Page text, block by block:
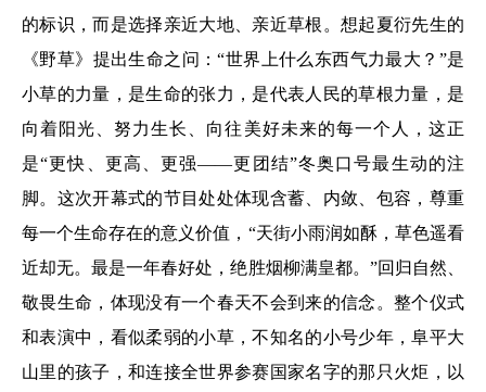
的标识，而是选择亲近大地、亲近草根。想起夏衍先生的
《野草》提出生命之问：“世界上什么东西气力最大？”是
小草的力量，是生命的张力，是代表人民的草根力量，是
向着阳光、努力生长、向往美好未来的每一个人，这正
是“更快、更高、更强——更团结”冬奥口号最生动的注
脚。这次开幕式的节目处处体现含蓄、内敛、包容，尊重
每一个生命存在的意义价值，“天街小雨润如酥，草色遥看
近却无。最是一年春好处，绝胜烟柳满皇都。”回归自然、
敬畏生命，体现没有一个春天不会到来的信念。整个仪式
和表演中，看似柔弱的小草，不知名的小号少年，阜平大
山里的孩子，和连接全世界参赛国家名字的那只火炬，以